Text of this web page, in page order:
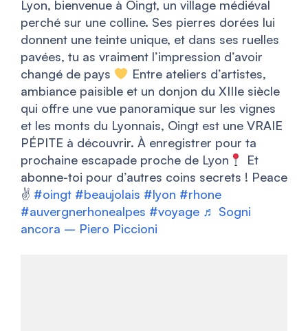
Lyon, bienvenue à Oingt, un village médiéval
perché sur une colline. Ses pierres dorées lui
donnent une teinte unique, et dans ses ruelles
pavées, tu as vraiment l’impression d’avoir
changé de pays
Entre ateliers d’artistes,
ambiance paisible et un donjon du XIIIe siècle
qui offre une vue panoramique sur les vignes
et les monts du Lyonnais, Oingt est une VRAIE
PÉPITE à découvrir. À enregistrer pour ta
prochaine escapade proche de Lyon
Et
abonne-toi pour d’autres coins secrets ! Peace
✌ #oingt #beaujolais #lyon #rhone
#auvergnerhonealpes #voyage ♬ Sogni
ancora – Piero Piccioni